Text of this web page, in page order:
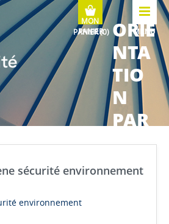
MENU
ORIE
NTA
TIO
N
PAR
COU
RS
sécurité environnement
environnement